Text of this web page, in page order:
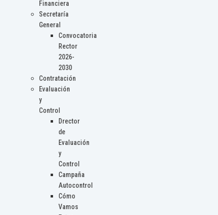
Financiera
Secretaría
General
Convocatoria
Rector
2026-
2030
Contratación
Evaluación
y
Control
Drector
de
Evaluación
y
Control
Campaña
Autocontrol
Cómo
Vamos